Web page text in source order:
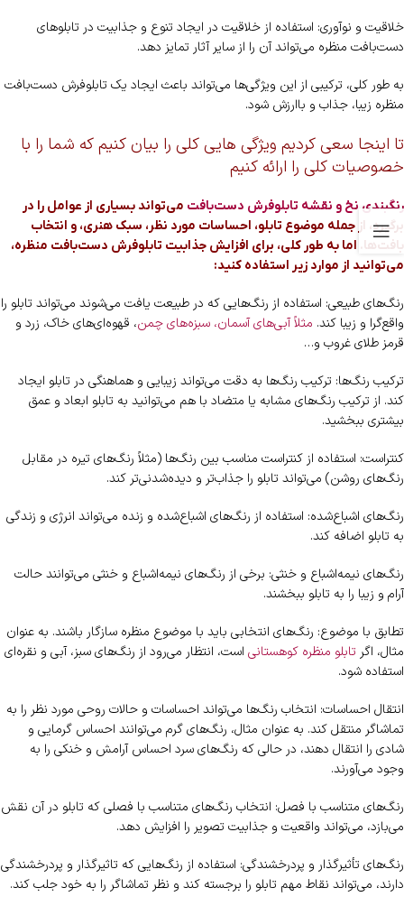
خلاقیت و نوآوری: استفاده از خلاقیت در ایجاد تنوع و جذابیت در تابلوهای
دست‌بافت منظره می‌تواند آن را از سایر آثار تمایز دهد.
به طور کلی، ترکیبی از این ویژگی‌ها می‌تواند باعث ایجاد یک تابلوفرش دست‌بافت
منظره زیبا، جذاب و باارزش شود.
تا اینجا سعی کردیم ویژگی هایی کلی را بیان کنیم که شما را با
خصوصیات کلی را ارائه کنیم
رنگبندی نخ و نقشه تابلوفرش دست‌بافت می‌تواند بسیاری از عوامل را در
برگیرد، از جمله موضوع تابلو، احساسات مورد نظر، سبک هنری، و انتخاب
بافت‌ها. اما به طور کلی، برای افزایش جذابیت تابلوفرش دست‌بافت منظره،
می‌توانید از موارد زیر استفاده کنید:
رنگ‌های طبیعی: استفاده از رنگ‌هایی که در طبیعت یافت می‌شوند می‌تواند تابلو را
واقع‌گرا و زیبا کند. مثلاً آبی‌های آسمان، سبزه‌های چمن، قهوه‌ای‌های خاک، زرد و
قرمز طلای غروب و…
ترکیب رنگ‌ها: ترکیب رنگ‌ها به دقت می‌تواند زیبایی و هماهنگی در تابلو ایجاد
کند. از ترکیب رنگ‌های مشابه یا متضاد با هم می‌توانید به تابلو ابعاد و عمق
بیشتری ببخشید.
کنتراست: استفاده از کنتراست مناسب بین رنگ‌ها (مثلاً رنگ‌های تیره در مقابل
رنگ‌های روشن) می‌تواند تابلو را جذاب‌تر و دیده‌شدنی‌تر کند.
رنگ‌های اشباع‌شده: استفاده از رنگ‌های اشباع‌شده و زنده می‌تواند انرژی و زندگی
به تابلو اضافه کند.
رنگ‌های نیمه‌اشباع و خنثی: برخی از رنگ‌های نیمه‌اشباع و خنثی می‌توانند حالت
آرام و زیبا را به تابلو ببخشند.
تطابق با موضوع: رنگ‌های انتخابی باید با موضوع منظره سازگار باشند. به عنوان
مثال، اگر تابلو منظره کوهستانی است، انتظار می‌رود از رنگ‌های سبز، آبی و نقره‌ای
استفاده شود.
انتقال احساسات: انتخاب رنگ‌ها می‌تواند احساسات و حالات روحی مورد نظر را به
تماشاگر منتقل کند. به عنوان مثال، رنگ‌های گرم می‌توانند احساس گرمایی و
شادی را انتقال دهند، در حالی که رنگ‌های سرد احساس آرامش و خنکی را به
وجود می‌آورند.
رنگ‌های متناسب با فصل: انتخاب رنگ‌های متناسب با فصلی که تابلو در آن نقش
می‌بازد، می‌تواند واقعیت و جذابیت تصویر را افزایش دهد.
رنگ‌های تأثیرگذار و پردرخشندگی: استفاده از رنگ‌هایی که تاثیرگذار و پردرخشندگی
دارند، می‌تواند نقاط مهم تابلو را برجسته کند و نظر تماشاگر را به خود جلب کند.